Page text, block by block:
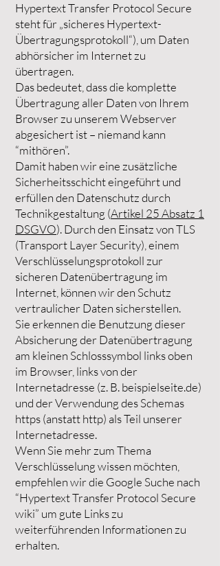
Hypertext Transfer Protocol Secure
steht für „sicheres Hypertext-
Übertragungsprotokoll“), um Daten
abhörsicher im Internet zu
übertragen.
Das bedeutet, dass die komplette
Übertragung aller Daten von Ihrem
Browser zu unserem Webserver
abgesichert ist – niemand kann
“mithören”.
Damit haben wir eine zusätzliche
Sicherheitsschicht eingeführt und
erfüllen den Datenschutz durch
Technikgestaltung (Artikel 25 Absatz 1
DSGVO). Durch den Einsatz von TLS
(Transport Layer Security), einem
Verschlüsselungsprotokoll zur
sicheren Datenübertragung im
Internet, können wir den Schutz
vertraulicher Daten sicherstellen.
Sie erkennen die Benutzung dieser
Absicherung der Datenübertragung
am kleinen Schlosssymbol links oben
im Browser, links von der
Internetadresse (z. B. beispielseite.de)
und der Verwendung des Schemas
https (anstatt http) als Teil unserer
Internetadresse.
Wenn Sie mehr zum Thema
Verschlüsselung wissen möchten,
empfehlen wir die Google Suche nach
“Hypertext Transfer Protocol Secure
wiki” um gute Links zu
weiterführenden Informationen zu
erhalten.